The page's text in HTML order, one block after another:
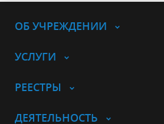
ОБ УЧРЕЖДЕНИИ
УСЛУГИ
РЕЕСТРЫ
ДЕЯТЕЛЬНОСТЬ